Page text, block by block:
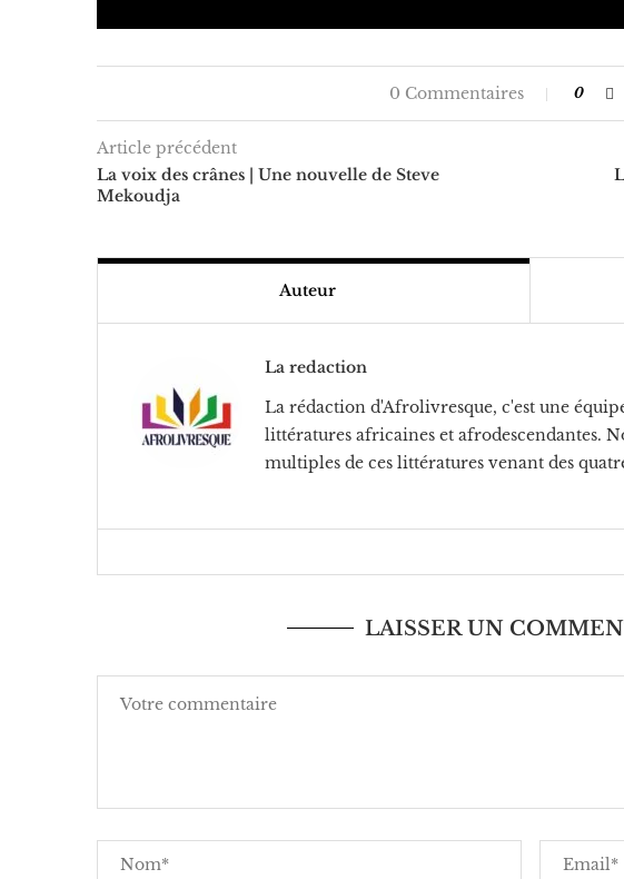
0 Commentaires 0
Article précédent
La voix des crânes | Une nouvelle de Steve
Mekoudja
Auteur
La redaction
La rédaction d'Afrolivresque, c'est une
littératures africaines et afrodescendantes.
multiples de ces littératures venant des
LAISSER UN